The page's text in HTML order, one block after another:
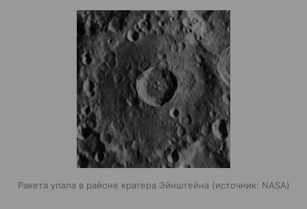
Ракета упала в районе кратера Эйнштейна источник: NASA